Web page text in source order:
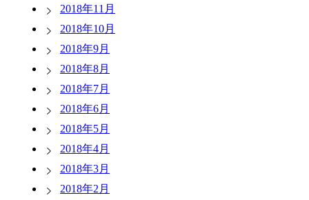
2018年11月
2018年10月
2018年9月
2018年8月
2018年7月
2018年6月
2018年5月
2018年4月
2018年3月
2018年2月